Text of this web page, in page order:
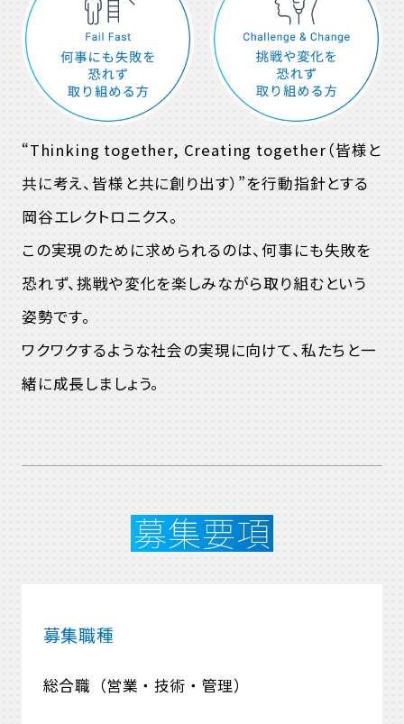
“Thinking together, Creating together（皆様と
共に考え、皆様と共に創り出す）”を行動指針とする
岡谷エレクトロニクス。
この実現のために求められるのは、何事にも失敗を
恐れず、挑戦や変化を楽しみながら取り組むという
姿勢です。
ワクワクするような社会の実現に向けて、私たちと一
緒に成長しましょう。
募集要項
募集職種
総合職（営業・技術・管理）